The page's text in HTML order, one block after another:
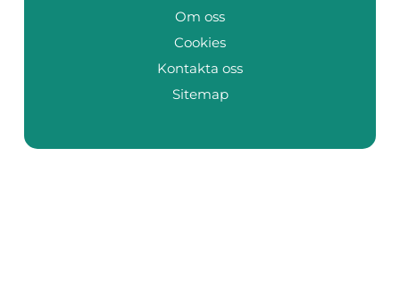
Om oss
Cookies
Kontakta oss
Sitemap